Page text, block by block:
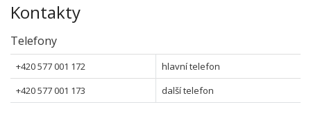
Kontakty
Telefony
+420 577 001 172
hlavní telefon
+420 577 001 173
další telefon